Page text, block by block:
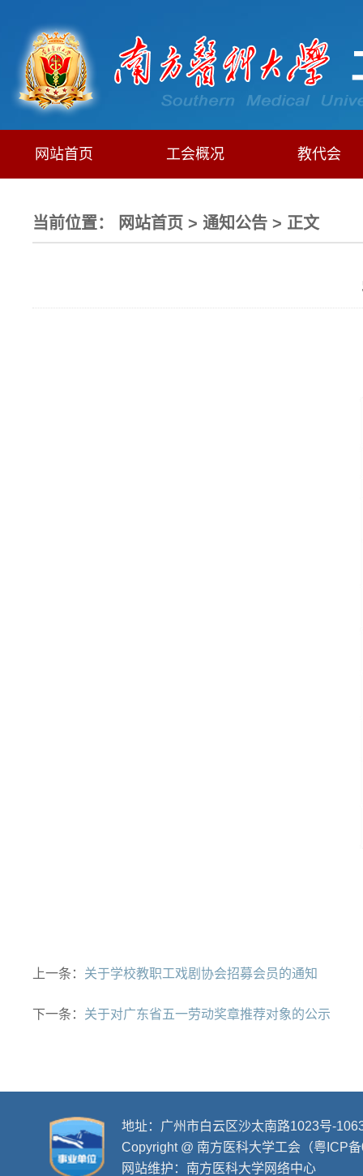
网站首页 工会概况 教代会
当前位置： 网站首页 > 通知公告 > 正文
上一条： 关于学校教职工戏剧协会招募会员的通知
下一条： 关于对广东省五一劳动奖章推荐对象的公示
地址：广州市白云区沙太南路1023号-
Copyright @ 南方医科大学工会（粤ICP
网站维护：南方医科大学网络中心